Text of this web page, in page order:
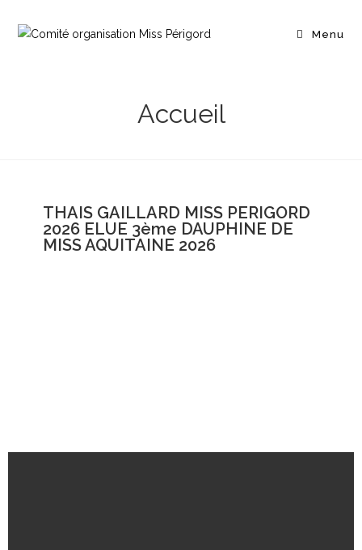
Menu
Accueil
THAIS GAILLARD MISS PERIGORD
2026 ELUE 3ème DAUPHINE DE
MISS AQUITAINE 2026